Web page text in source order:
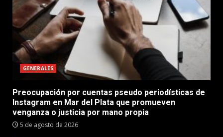
GENERALES
Preocupación por cuentas pseudo periodísticas de
Instagram en Mar del Plata que promueven
venganza o justicia por mano propia
5 de agosto de 2026